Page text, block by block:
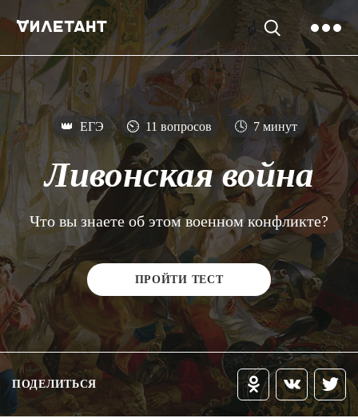
👑 ЕГЭ ⏲ 11 вопросов 🕓 7 минут
Ливонская война
Что вы знаете об этом военном конфликте?
ПРОЙТИ ТЕСТ
ПОДЕЛИТЬСЯ